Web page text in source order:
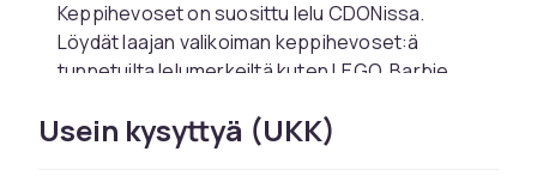
Keppihevoset on suosittu lelu CDONissa.
Löydät laajan valikoiman keppihevoset:ä
tunnetuilta lelumerkeiltä kuten LEGO, Barbie,
kilpailukykyiseen hintaan.
Usein kysyttyä (UKK)